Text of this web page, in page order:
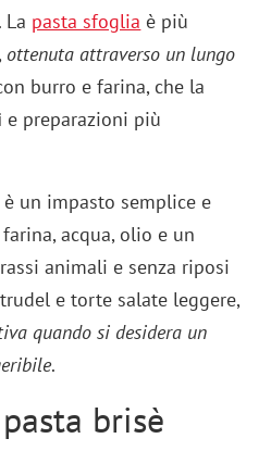
pasta sfoglia è più
ottenuta attraverso un lungo
burro e farina, che la
e preparazioni più
è un impasto semplice e
acqua, olio e un
animali e senza riposi
e torte salate leggere,
quando si desidera un
.
brisè